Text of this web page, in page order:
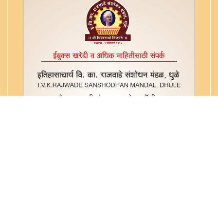
कुलार्णवे - अष्टमोल्लास - ४
कृतमंजरी (त्रुटीत) - ३६
कोकीलाव्रतपूजा
क्षेपखंड व्याख्या - ६